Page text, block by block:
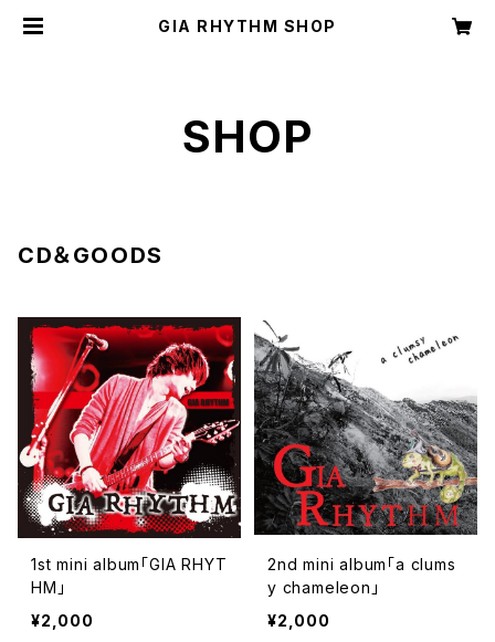
GIA RHYTHM SHOP
SHOP
CD＆GOODS
1st mini album｢GIA RHYT
HM｣
¥2,000
2nd mini album｢a clums
y chameleon｣
¥2,000